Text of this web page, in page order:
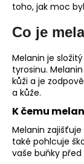
toho, jak moc
Co je
Melanin je
tyrosinu.
kůži a je
a kůže.
K čemu
Melanin
také pohlcuje
vaše buňky
D
o
p
o
r
č
u